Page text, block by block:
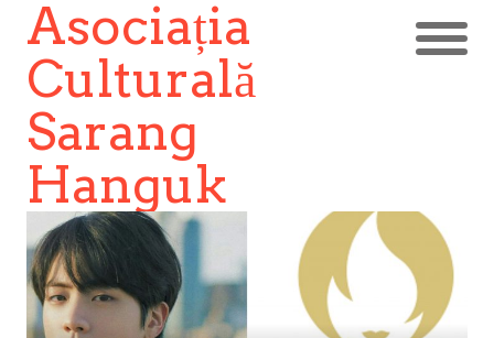
Asociația
Culturală
Sarang
Hanguk